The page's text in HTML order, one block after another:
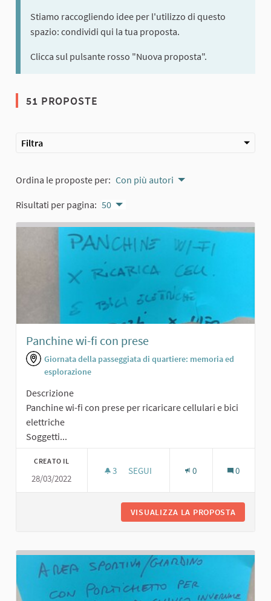
Stiamo raccogliendo idee per l'utilizzo di questo
spazio: condividi qui la tua proposta.
Clicca sul pulsante rosso "Nuova proposta".
51 PROPOSTE
Filtra
Ordina le proposte per: Con più autori
Risultati per pagina: 50
Panchine wi-fi con prese
Giornata della passeggiata di quartiere: memoria ed
esplorazione
Descrizione
Panchine wi-fi con prese per ricaricare cellulari e bici
elettriche
Soggetti...
CREATO IL
28/03/2022
3 3 SOSTENITORI
SEGUI 0 0
VISUALIZZA LA PROPOSTA